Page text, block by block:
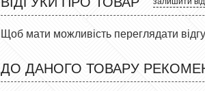
Щоб мати можливість переглядати
ДО ДАНОГО ТОВАРУ